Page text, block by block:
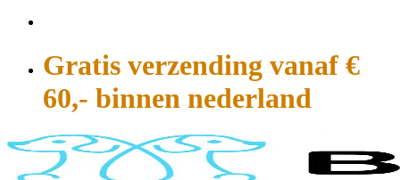
Gratis verzending vanaf €
60,- binnen nederland